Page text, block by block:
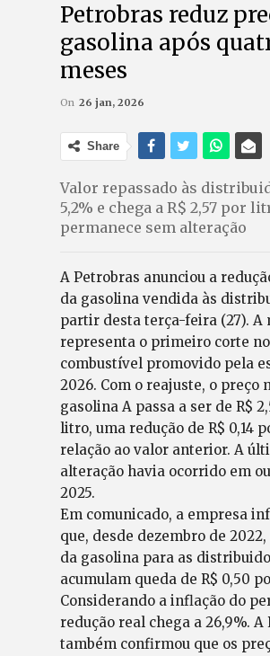
Petrobras reduz
gasolina após
meses
On 26 jan, 2026
Share
Valor repassado às
5,2% e chega a R$ 2,57 por
permanece sem alteração
A Petrobras anunciou a
da gasolina vendida às
partir desta terça-feira (27). A
representa o primeiro corte
combustível promovido pela
2026. Com o reajuste, o preço
gasolina A passa a ser de R$
litro, uma redução de R$ 0,14
relação ao valor anterior. A
alteração havia ocorrido em
2025.
Em comunicado, a empresa
que, desde dezembro de 2022,
da gasolina para as
acumulam queda de R$ 0,50
Considerando a inflação do
redução real chega a 26,9%. A
também confirmou que os